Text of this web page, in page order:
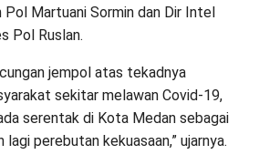
Martuani Sormin dan Dir Intel
Pol Ruslan.
jempol atas tekadnya
sekitar melawan Covid-19,
serentak di Kota Medan sebagai
lagi perebutan kekuasaan,” ujarnya.